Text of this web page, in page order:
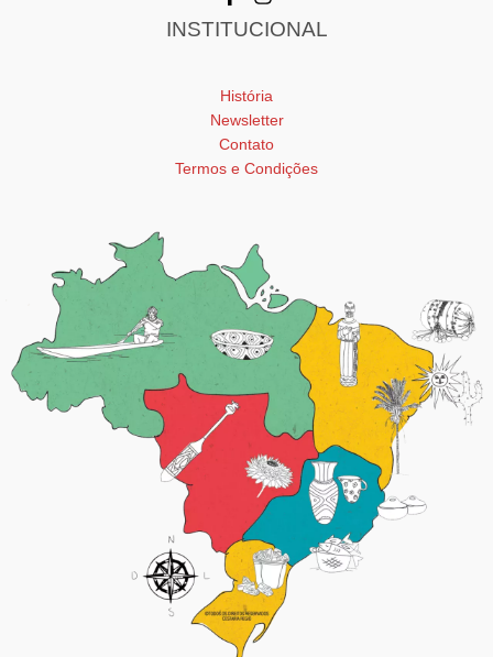
INSTITUCIONAL
História
Newsletter
Contato
Termos e Condições